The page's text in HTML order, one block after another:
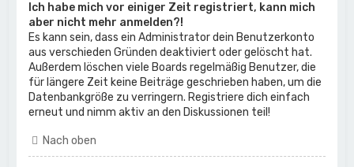
Ich habe mich vor einiger Zeit registriert, kann mich
aber nicht mehr anmelden?!
Es kann sein, dass ein Administrator dein Benutzerkonto
aus verschieden Gründen deaktiviert oder gelöscht hat.
Außerdem löschen viele Boards regelmäßig Benutzer, die
für längere Zeit keine Beiträge geschrieben haben, um die
Datenbankgröße zu verringern. Registriere dich einfach
erneut und nimm aktiv an den Diskussionen teil!
Nach oben